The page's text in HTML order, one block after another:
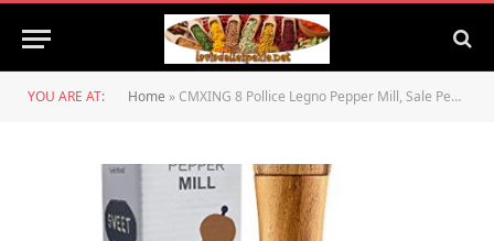
YOU ARE AT: Home » CMXING 8 Pollice Legno Pepper Mill, Sale Pepe in Legno Quercia, Manuale Macinapepe, Macina Sale e Pepe, Smerigliatrice per Varie Spezie di Alta qualità (1 Pezzo)